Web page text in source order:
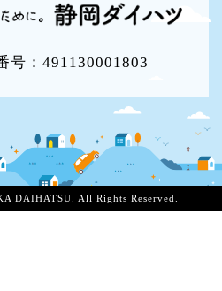
号：491130001803
DAIHATSU. All Rights Reserved.